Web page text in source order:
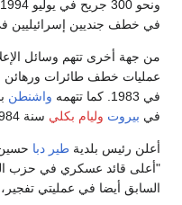
في خطف جنديين إسرائيليين في
من جهة أخرى تتهم وسائل
عمليات خطف طائرات ورهائن
في 1983. كما تتهمه
واشنطن
في بيروت وليام بكلي سنة 1984
أعلن رئيس بلدية طير دبا
"أعلى قائد عسكري في حزب
السابق أيضا في عمليتي تفجير،